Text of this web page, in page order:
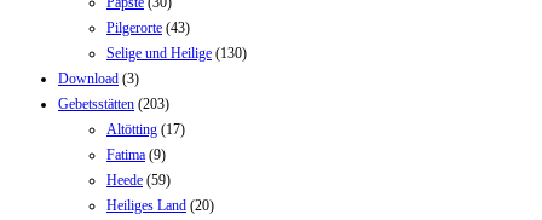
Pilgerorte (43)
Selige und Heilige (130)
Download (3)
Gebetsstätten (203)
Altötting (17)
Fatima (9)
Heede (59)
Heiliges Land (20)